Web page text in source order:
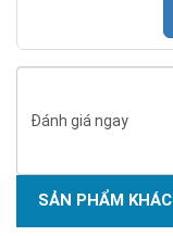
Đánh giá ngay
SẢN PHẨM KHÁC